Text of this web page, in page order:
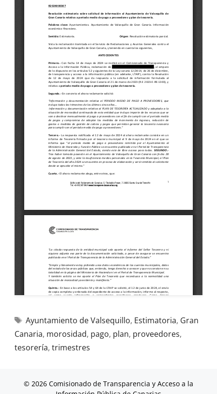
Ayuntamiento de Valsequillo, Estimatoria, Gran
Canaria, morosidad, pago, plan, proveedores,
tesorería, trimestres
© 2026 Comisionado de Transparencia y Acceso a la